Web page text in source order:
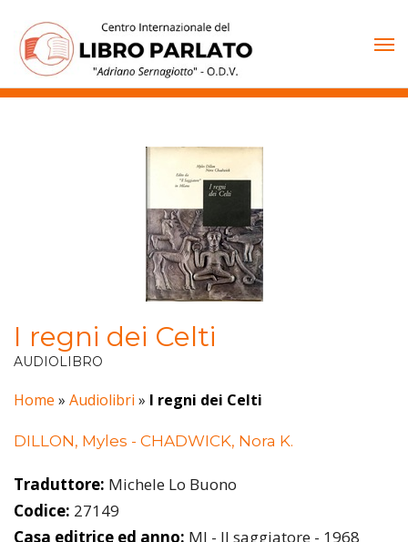
contenuto
I regni dei Celti
AUDIOLIBRO
Home » Audiolibri » I regni dei Celti
DILLON, Myles - CHADWICK, Nora K.
Traduttore: Michele Lo Buono
Codice: 27149
Casa editrice ed anno: MI - Il saggiatore - 1968